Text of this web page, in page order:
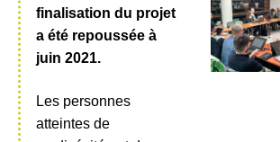
finalisation du projet
a été repoussée à
juin 2021.
Les personnes
atteintes de